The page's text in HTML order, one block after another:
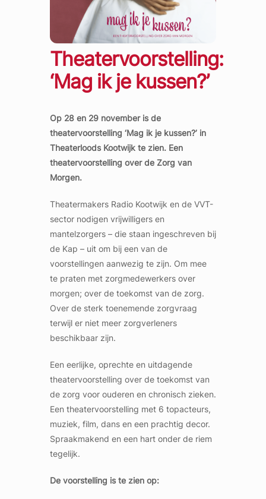
Theatervoorstelling:
‘Mag ik je kussen?’
Op 28 en 29 november is de
theatervoorstelling ‘Mag ik je kussen?’ in
Theaterloods Kootwijk te zien. Een
theatervoorstelling over de Zorg van
Morgen.
Theatermakers Radio Kootwijk en de VVT-
sector nodigen vrijwilligers en
mantelzorgers – die staan ingeschreven bij
de Kap – uit om bij een van de
voorstellingen aanwezig te zijn. Om mee
te praten met zorgmedewerkers over
morgen; over de toekomst van de zorg.
Over de sterk toenemende zorgvraag
terwijl er niet meer zorgverleners
beschikbaar zijn.
Een eerlijke, oprechte en uitdagende
theatervoorstelling over de toekomst van
de zorg voor ouderen en chronisch zieken.
Een theatervoorstelling met 6 topacteurs,
muziek, film, dans en een prachtig decor.
Spraakmakend en een hart onder de riem
tegelijk.
De voorstelling is te zien op: